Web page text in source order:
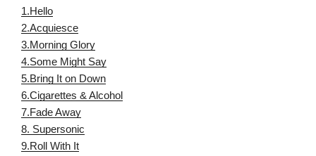
1.Hello
2.Acquiesce
3.Morning Glory
4.Some Might Say
5.Bring It on Down
6.Cigarettes & Alcohol
7.Fade Away
8. Supersonic
9.Roll With It